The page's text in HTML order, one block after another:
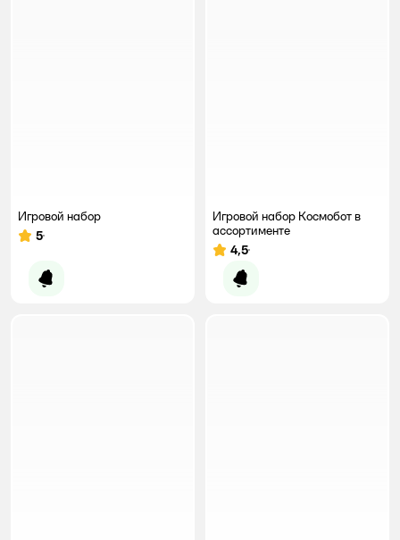
Игровой набор
Рейтинг:
5
Уведомить о появлении
Игровой набор Космобот в
ассортименте
Рейтинг:
4,5
Уведомить о появлении